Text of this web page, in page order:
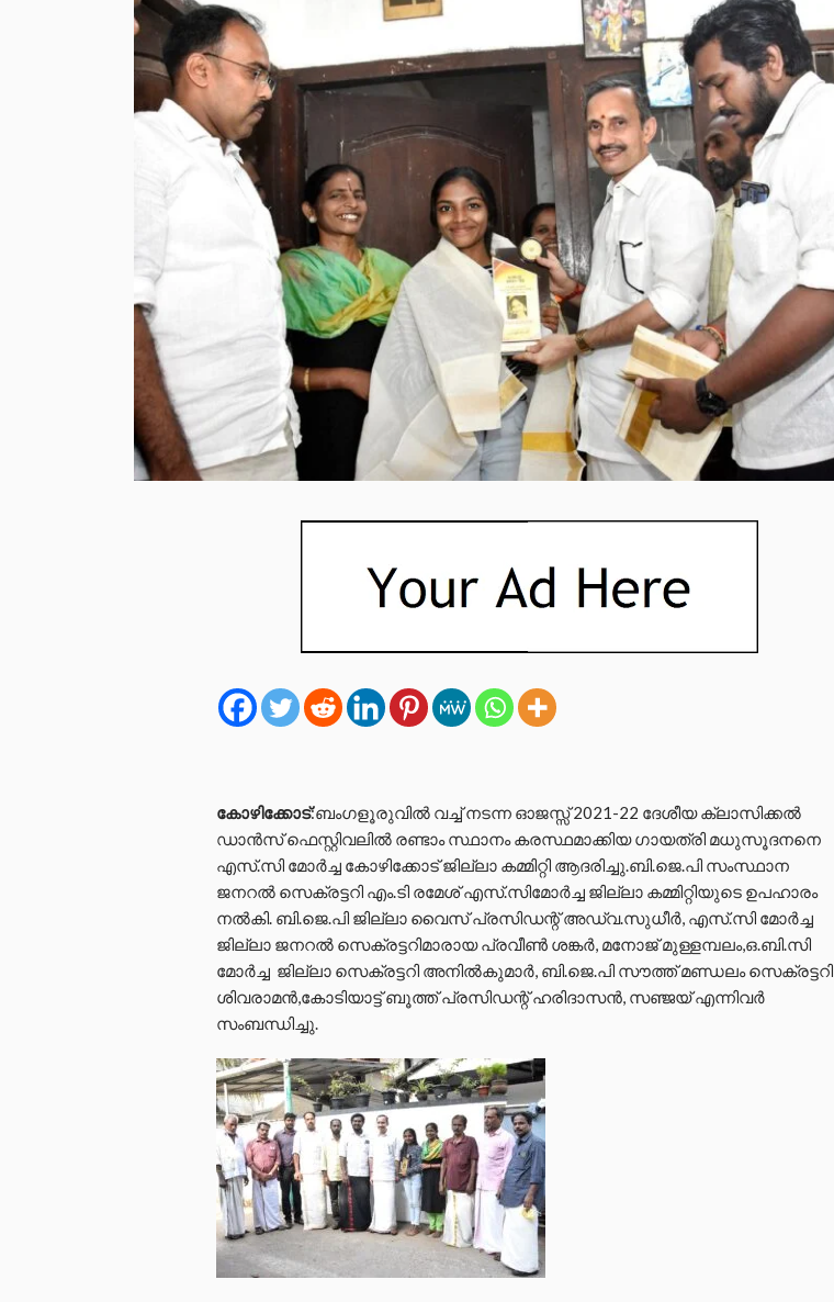
കോഴിക്കോട്:ബംഗളൂരുവിൽ വച്ച് നടന്ന ഓജസ്സ് 2021-22 ദേശീയ ക്ലാസിക്കൽ
ഡാൻസ് ഫെസ്റ്റിവലിൽ രണ്ടാം സ്ഥാനം കരസ്ഥമാക്കിയ ഗായത്രി മധുസൂദനനെ
എസ്.സി മോർച്ച കോഴിക്കോട് ജില്ലാ കമ്മിറ്റി ആദരിച്ചു.ബി.ജെ.പി സംസ്ഥാന
ജനറൽ സെക്രട്ടറി എം.ടി രമേശ് എസ്.സിമോർച്ച ജില്ലാ കമ്മിറ്റിയുടെ ഉപഹാരം
നൽകി. ബി.ജെ.പി ജില്ലാ വൈസ് പ്രസിഡന്റ് അഡ്വ.സുധീർ, എസ്.സി മോർച്ച
ജില്ലാ ജനറൽ സെക്രട്ടറിമാരായ പ്രവീൺ ശങ്കർ, മനോജ് മുള്ളമ്പലം,ഒ.ബി.സി
മോർച്ച ജില്ലാ സെക്രട്ടറി അനിൽകുമാർ, ബി.ജെ.പി സൗത്ത് മണ്ഡലം സെക്രട്ടറി
ശിവരാമൻ,കോടിയാട്ട് ബൂത്ത് പ്രസിഡന്റ് ഹരിദാസൻ, സഞ്ജയ് എന്നിവർ
സംബന്ധിച്ചു.